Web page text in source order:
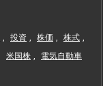
, 投資 , 株価 , 株式 ,
米国株 , 電気自動車